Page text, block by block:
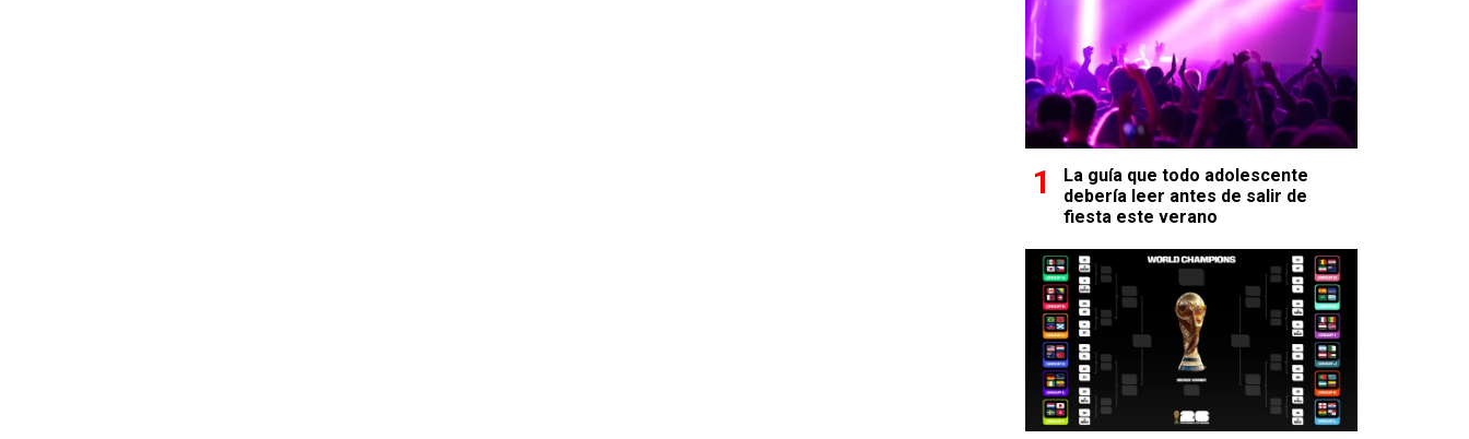
La guía que todo adolescente
debería leer antes de salir de
fiesta este verano